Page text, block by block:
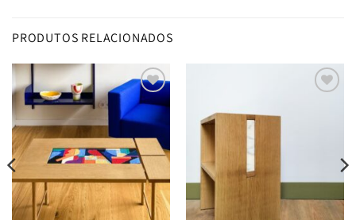
PRODUTOS RELACIONADOS
Add to
wishlist